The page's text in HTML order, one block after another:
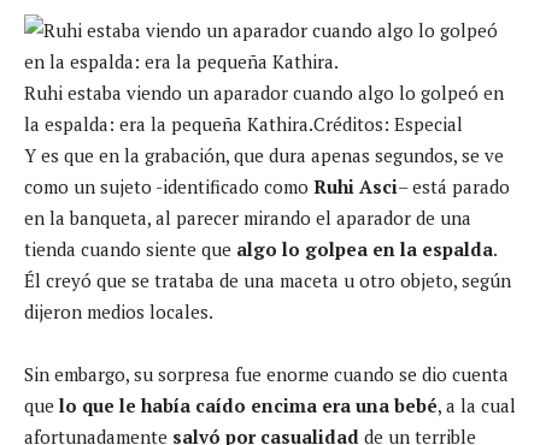
Ruhi estaba viendo un aparador cuando algo lo golpeó en
la espalda: era la pequeña Kathira.Créditos: Especial
Y es que en la grabación, que dura apenas segundos, se ve
como un sujeto -identificado como Ruhi Asci– está parado
en la banqueta, al parecer mirando el aparador de una
tienda cuando siente que algo lo golpea en la espalda.
Él creyó que se trataba de una maceta u otro objeto, según
dijeron medios locales.
Sin embargo, su sorpresa fue enorme cuando se dio cuenta
que lo que le había caído encima era una bebé, a la cual
afortunadamente salvó por casualidad de un terrible